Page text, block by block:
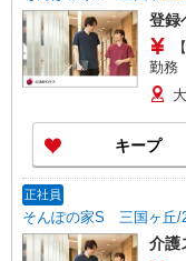
登録
勤務
夜間
祝日：時給
（ヘルパ
以上
早朝
が
キープ
正社員
そんぽの家S 三国ヶ丘/
介護